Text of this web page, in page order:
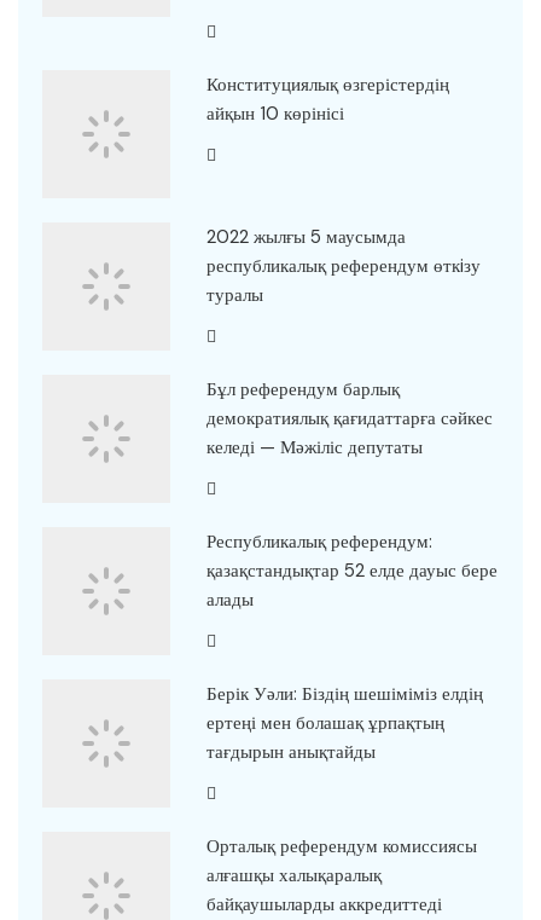
Конституциялық өзгерістердің
айқын 10 көрінісі
2022 жылғы 5 маусымда
республикалық референдум өткiзу
туралы
Бұл референдум барлық
демократиялық қағидаттарға сәйкес
келеді — Мәжіліс депутаты
Республикалық референдум:
қазақстандықтар 52 елде дауыс бере
алады
Берік Уәли: Біздің шешіміміз елдің
ертеңі мен болашақ ұрпақтың
тағдырын анықтайды
Орталық референдум комиссиясы
алғашқы халықаралық
байқаушыларды аккредиттеді